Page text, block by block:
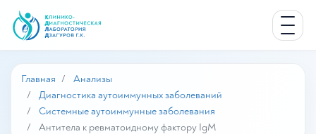
Главная
Анализы
Диагностика аутоиммунных заболеваний
Системные аутоиммунные заболевания
Антитела к ревматоидному фактору IgM